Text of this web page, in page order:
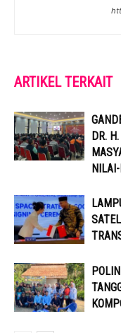
ARTIKEL TERKAIT
DR.